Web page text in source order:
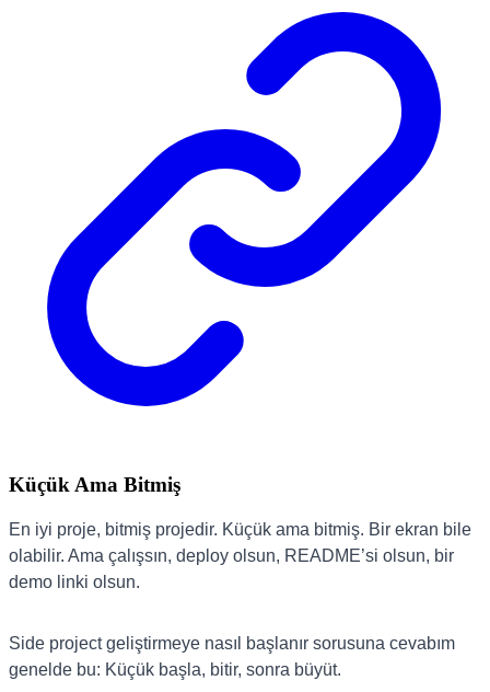
Küçük Ama Bitmiş
En iyi proje, bitmiş projedir. Küçük ama bitmiş. Bir ekran bile
olabilir. Ama çalışsın, deploy olsun, README’si olsun, bir
demo linki olsun.
Side project geliştirmeye nasıl başlanır sorusuna cevabım
genelde bu: Küçük başla, bitir, sonra büyüt.